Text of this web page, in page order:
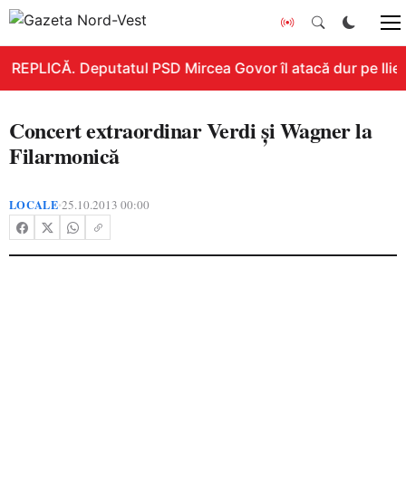
REPLICĂ. Deputatul PSD Mircea Govor îl atacă dur pe
Concert extraordinar Verdi şi Wagner la
Filarmonică
LOCALE•25.10.2013 00:00